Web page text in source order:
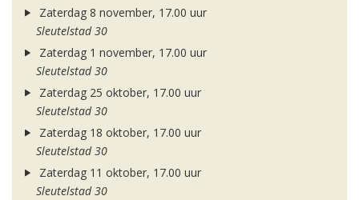
Zaterdag 8 november, 17.00 uur
Sleutelstad 30
Zaterdag 1 november, 17.00 uur
Sleutelstad 30
Zaterdag 25 oktober, 17.00 uur
Sleutelstad 30
Zaterdag 18 oktober, 17.00 uur
Sleutelstad 30
Zaterdag 11 oktober, 17.00 uur
Sleutelstad 30